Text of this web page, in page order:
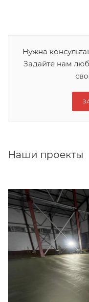
Нужна
Задайте нам
Наши проекты